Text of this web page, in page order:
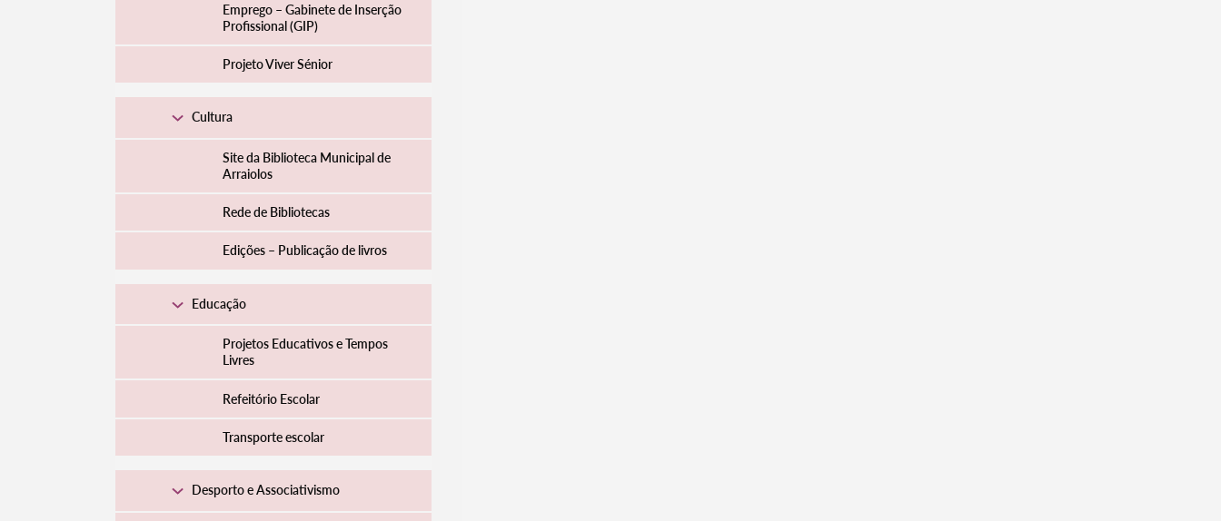
Emprego – Gabinete de Inserção
Profissional (GIP)
Projeto Viver Sénior
Cultura
Site da Biblioteca Municipal de
Arraiolos
Rede de Bibliotecas
Edições – Publicação de livros
Educação
Projetos Educativos e Tempos
Livres
Refeitório Escolar
Transporte escolar
Desporto e Associativismo